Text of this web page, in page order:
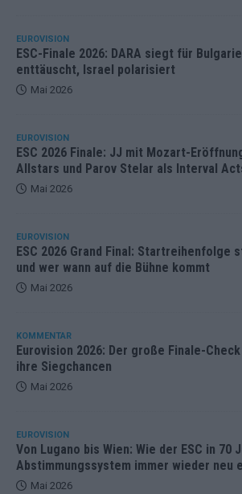
EUROVISION
ESC-Finale 2026: DARA siegt für
enttäuscht, Israel polarisiert
Mai 2026
EUROVISION
ESC 2026 Finale: JJ mit Mozart-
Allstars und Parov Stelar als Interval
Mai 2026
EUROVISION
ESC 2026 Grand Final: Startreihenfolge
und wer wann auf die Bühne kommt
Mai 2026
KOMMENTAR
Eurovision 2026: Der große Finale-
ihre Siegchancen
Mai 2026
EUROVISION
Von Lugano bis Wien: Wie der ESC in 70
Abstimmungssystem immer wieder neu
Mai 2026